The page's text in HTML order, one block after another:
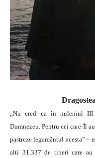
„Nu cred ca în mileniul III
Dumnezeu. Pentru cei care Îl
pastreze legamântul acesta” –
alti 31.337 de tineri care au